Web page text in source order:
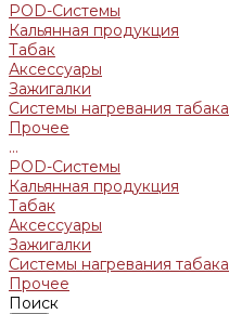
POD-Системы
Кальянная продукция
Табак
Аксессуары
Зажигалки
Системы нагревания табака
Прочее
...
POD-Системы
Кальянная продукция
Табак
Аксессуары
Зажигалки
Системы нагревания табака
Прочее
Поиск